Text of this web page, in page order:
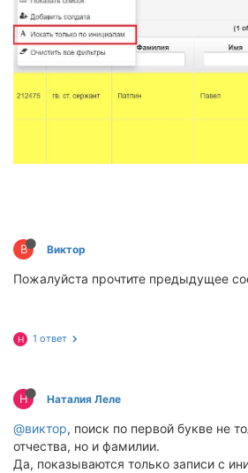
В Виктор
Пожалуйста прочтите предыдущее
Н 1 ответ
Н Наталия Леле
@виктор, поиск по первой букве не
отчества, но и фамилии.
Да, показываются только записи с